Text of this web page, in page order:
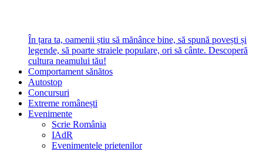
În țara ta, oamenii știu să mănânce bine, să spună povești și
legende, să poarte straiele populare, ori să cânte. Descoperă
cultura neamului tău!
Comportament sănătos
Autostop
Concursuri
Extreme românești
Evenimente
Scrie România
IAdR
Evenimentele prietenilor